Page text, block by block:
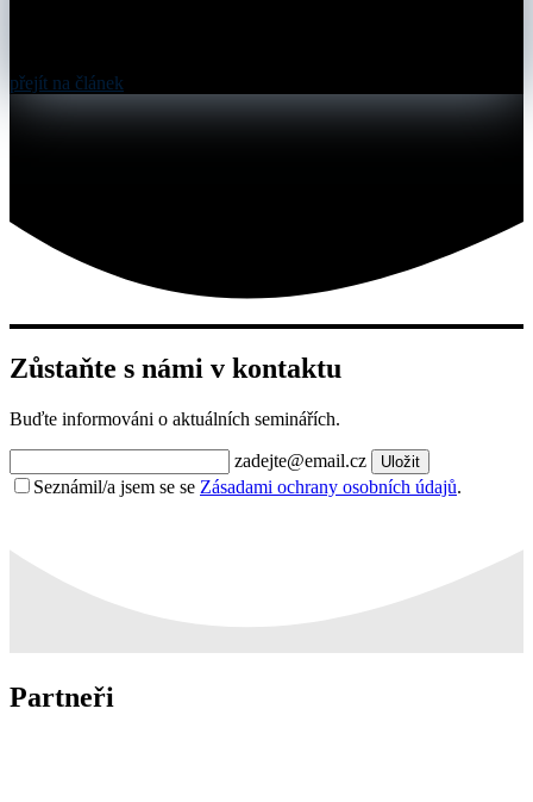
přejít na článek
Zůstaňte s námi v kontaktu
Buďte informováni o aktuálních seminářích.
zadejte@email.cz Uložit
Seznámil/a jsem se se Zásadami ochrany osobních údajů.
Partneři